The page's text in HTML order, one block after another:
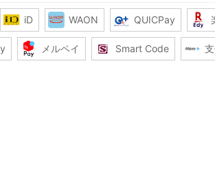
iD WAON QUICPay
メルペイ Smart Code